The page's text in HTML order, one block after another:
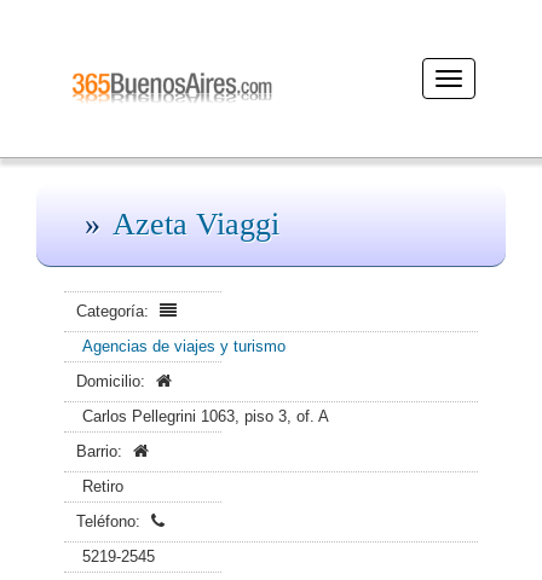
Desplegar
navegación
Azeta Viaggi
Categoría:
Agencias de viajes y turismo
Domicilio:
Carlos Pellegrini 1063, piso 3, of. A
Barrio:
Retiro
Teléfono:
5219-2545